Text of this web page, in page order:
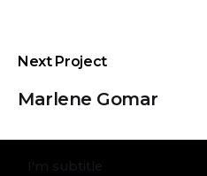
Next Project
Marlene Gomar
I'm subtitle